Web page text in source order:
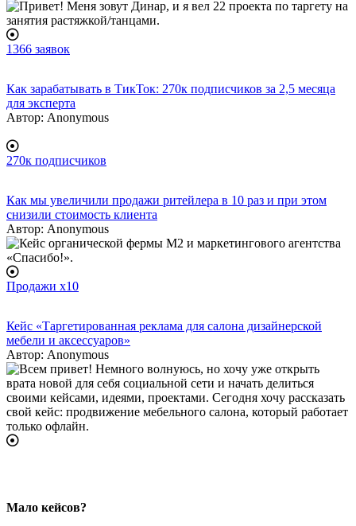
1366 заявок
Как зарабатывать в ТикТок: 270к подписчиков за 2,5 месяца
для эксперта
Автор: Anonymous
270к подписчиков
Как мы увеличили продажи ритейлера в 10 раз и при этом
снизили стоимость клиента
Автор: Anonymous
Продажи x10
Кейс «Таргетированная реклама для салона дизайнерской
мебели и аксессуаров»
Автор: Anonymous
Мало кейсов?